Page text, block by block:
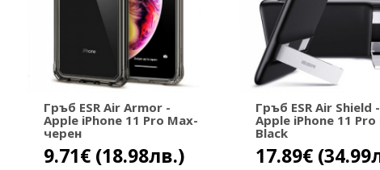
Гръб ESR Air Armor -
Apple iPhone 11 Pro Max-
черен
9.71€ (18.98лв.)
Гръб ESR Air Shield -
Apple iPhone 11 Pro
Black
17.89€